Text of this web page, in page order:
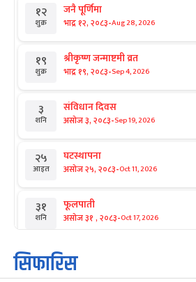
१२
शुक्र
जनै पूर्णिमा
भाद्र १२, २०८३-Aug 28, 2026
१९
शुक्र
श्रीकृष्ण जन्माष्टमी व्रत
भाद्र १९, २०८३-Sep 4, 2026
३
शनि
संविधान दिवस
असोज ३, २०८३-Sep 19, 2026
२५
आइत
घटस्थापना
असोज २५, २०८३-Oct 11, 2026
३१
शनि
फूलपाती
असोज ३१ , २०८३-Oct 17, 2026
१
आइत
कार्तिक सङ्क्रान्ति
कार्तिक १, २०८३
सिफारिस